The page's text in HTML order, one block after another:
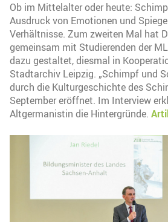
Ob im Mittelalter oder heute:
Ausdruck von Emotionen und
Verhältnisse. Zum zweiten Mal hat
gemeinsam mit Studierenden der
dazu gestaltet, diesmal in
Stadtarchiv Leipzig. „Schimpf und
durch die Kulturgeschichte des
September eröffnet. Im Interview
Altgermanistin die Hintergründe.